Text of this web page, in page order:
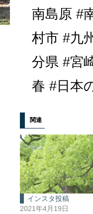
南島原 #
村市 #九
分県 #宮
春 #日本
関連
インスタ投稿
2021年4月19日